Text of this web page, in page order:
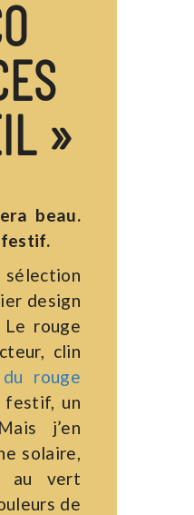
»
beau.
festif.
sélection
design
Le rouge
clin
rouge
festif, un
j’en
solaire,
au vert
de